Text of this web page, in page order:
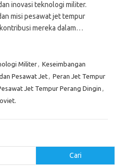
inovasi teknologi militer.
misi pesawat jet tempur
mereka dalam…
Militer, Keseimbangan
Pesawat Jet, Peran Jet Tempur
Jet Tempur Perang Dingin ,
Cari